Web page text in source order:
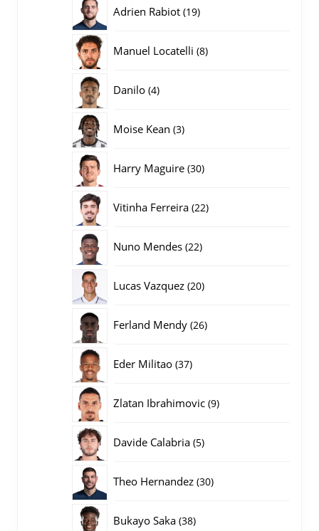
Adrien Rabiot 1919
Manuel Locatelli 88
Danilo 44
Moise Kean 33
Harry Maguire 3030
Vitinha Ferreira 2222
Nuno Mendes 2222
Lucas Vazquez 2020
Ferland Mendy 2626
Eder Militao 3737
Zlatan Ibrahimovic 99
Davide Calabria 55
Theo Hernandez 3030
Bukayo Saka 3838